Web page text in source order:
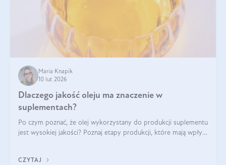
Maria Knapik
10 lut 2026
Dlaczego jakość oleju ma znaczenie w
suplementach?
Po czym poznać, że olej wykorzystany do produkcji suplementu
jest wysokiej jakości? Poznaj etapy produkcji, które mają wpływ
CZYTAJ